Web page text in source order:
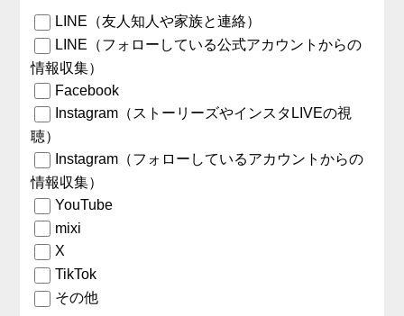
LINE（友人知人や家族と連絡）
LINE（フォローしている公式アカウントからの
情報収集）
Facebook
Instagram（ストーリーズやインスタLIVEの視
聴）
Instagram（フォローしているアカウントからの
情報収集）
YouTube
mixi
X
TikTok
その他